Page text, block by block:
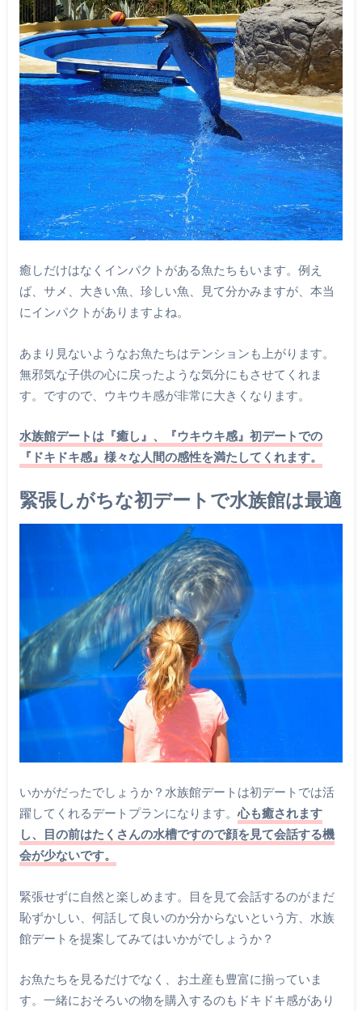
癒しだけはなくインパクトがある魚たちもいます。例え
ば、サメ、大きい魚、珍しい魚、見て分かみますが、本当
にインパクトがありますよね。
あまり見ないようなお魚たちはテンションも上がります。
無邪気な子供の心に戻ったような気分にもさせてくれま
す。ですので、ウキウキ感が非常に大きくなります。
水族館デートは『癒し』、『ウキウキ感』初デートでの
『ドキドキ感』様々な人間の感性を満たしてくれます。
緊張しがちな初デートで水族館は最適
いかがだったでしょうか？水族館デートは初デートでは活
躍してくれるデートプランになります。 心も癒されます
し、目の前はたくさんの水槽ですので顔を見て会話する機
会が少ないです。
緊張せずに自然と楽しめます。目を見て会話するのがまだ
恥ずかしい、何話して良いのか分からないという方、水族
館デートを提案してみてはいかがでしょうか？
お魚たちを見るだけでなく、お土産も豊富に揃っていま
す。一緒におそろいの物を購入するのもドキドキ感があり